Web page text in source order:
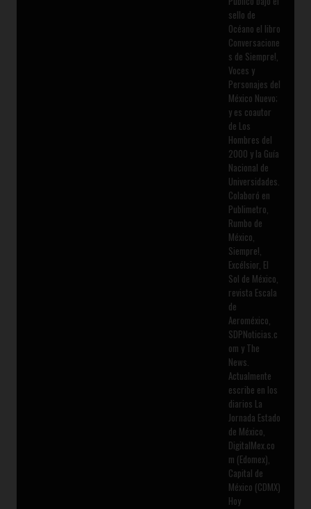
sello de
Océano el libro
Conversacione
s de Siempre!,
Voces y
Personajes del
México Nuevo;
y es coautor
de Los
Hombres del
2000 y la Guía
Nacional de
Universidades.
Colaboró en
Publimetro,
Rumbo de
México,
Siempre!,
Excélsior, El
Sol de México,
revista Escala
de
Aeroméxico,
SDPNoticias.c
om y The
News.
Actualmente
escribe en los
diarios La
Jornada Estado
de México,
DigitalMex.co
m (Edomex),
Capital de
México (CDMX)
Hoy